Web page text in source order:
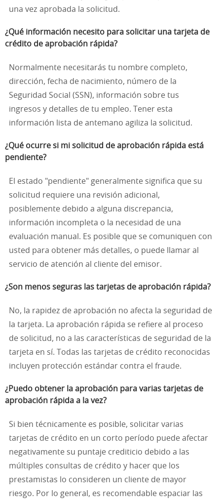
una vez aprobada la solicitud.
¿Qué información necesito para solicitar una tarjeta de
crédito de aprobación rápida?
Normalmente necesitarás tu nombre completo,
dirección, fecha de nacimiento, número de la
Seguridad Social (SSN), información sobre tus
ingresos y detalles de tu empleo. Tener esta
información lista de antemano agiliza la solicitud.
¿Qué ocurre si mi solicitud de aprobación rápida está
pendiente?
El estado "pendiente" generalmente significa que su
solicitud requiere una revisión adicional,
posiblemente debido a alguna discrepancia,
información incompleta o la necesidad de una
evaluación manual. Es posible que se comuniquen con
usted para obtener más detalles, o puede llamar al
servicio de atención al cliente del emisor.
¿Son menos seguras las tarjetas de aprobación rápida?
No, la rapidez de aprobación no afecta la seguridad de
la tarjeta. La aprobación rápida se refiere al proceso
de solicitud, no a las características de seguridad de la
tarjeta en sí. Todas las tarjetas de crédito reconocidas
incluyen protección estándar contra el fraude.
¿Puedo obtener la aprobación para varias tarjetas de
aprobación rápida a la vez?
Si bien técnicamente es posible, solicitar varias
tarjetas de crédito en un corto período puede afectar
negativamente su puntaje crediticio debido a las
múltiples consultas de crédito y hacer que los
prestamistas lo consideren un cliente de mayor
riesgo. Por lo general, es recomendable espaciar las